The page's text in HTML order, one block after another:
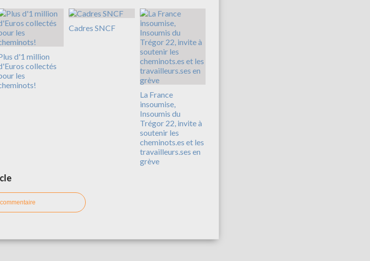
d'1 million
collectés
les
Cadres SNCF
La France
insoumise,
Insoumis du
Trégor 22, invite à
soutenir les
cheminots.es et les
travailleurs.ses en
grève